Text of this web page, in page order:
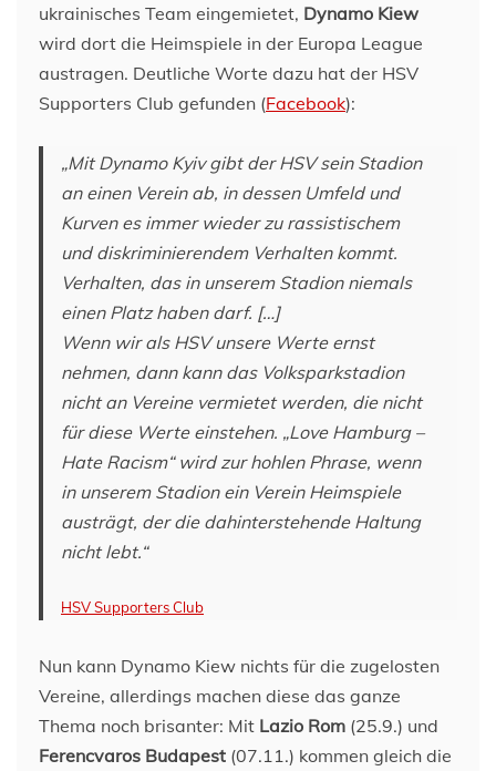
ukrainisches Team eingemietet, Dynamo Kiew
wird dort die Heimspiele in der Europa League
austragen. Deutliche Worte dazu hat der HSV
Supporters Club gefunden (Facebook):
„Mit Dynamo Kyiv gibt der HSV sein Stadion
an einen Verein ab, in dessen Umfeld und
Kurven es immer wieder zu rassistischem
und diskriminierendem Verhalten kommt.
Verhalten, das in unserem Stadion niemals
einen Platz haben darf. […]
Wenn wir als HSV unsere Werte ernst
nehmen, dann kann das Volksparkstadion
nicht an Vereine vermietet werden, die nicht
für diese Werte einstehen. „Love Hamburg –
Hate Racism“ wird zur hohlen Phrase, wenn
in unserem Stadion ein Verein Heimspiele
austrägt, der die dahinterstehende Haltung
nicht lebt.“
HSV Supporters Club
Nun kann Dynamo Kiew nichts für die zugelosten
Vereine, allerdings machen diese das ganze
Thema noch brisanter: Mit Lazio Rom (25.9.) und
Ferencvaros Budapest (07.11.) kommen gleich die